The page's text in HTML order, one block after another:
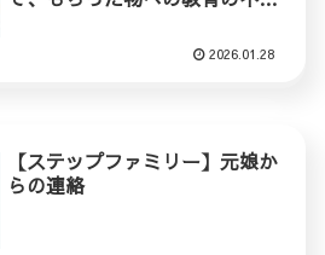
2026.01.28
【ステップファミリー】元娘か
らの連絡